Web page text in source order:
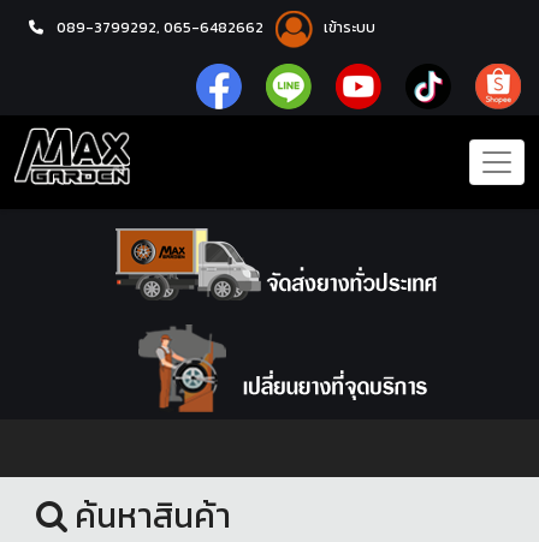
089-3799292, 065-6482662 เข้าระบบ
หน้าแรก
ค้นหาสินค้า